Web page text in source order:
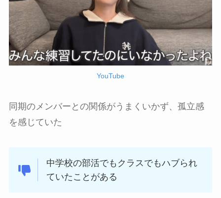
YouTube
同期のメンバーとの関係がうまくいかず、孤立感
を感じていた
中学校の部活でもクラスでもハブられ
ていたことがある